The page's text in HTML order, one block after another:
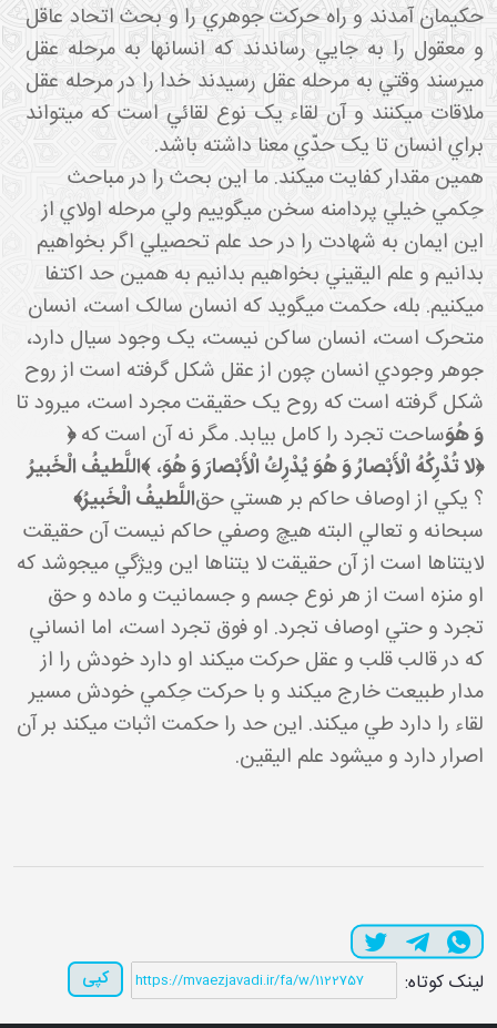
حکيمان آمدند و راه حرکت جوهري را و بحث اتحاد عاقل
و معقول را به جايي رساندند که انسان ها به مرحله عقل
مي رسند وقتي به مرحله عقل رسيدند خدا را در مرحله عقل
ملاقات مي کنند و آن لقاء يک نوع لقائي است که مي تواند
براي انسان تا يک حدّي معنا داشته باشد.
همين مقدار کفايت مي کند. ما اين بحث را در مباحث
حِکمي خيلي پردامنه سخن مي گوييم ولي مرحله اولاي از
اين ايمان به شهادت را در حد علم تحصيلي اگر بخواهيم
بدانيم و علم اليقيني بخواهيم بدانيم به همين حد اکتفا
مي کنيم. بله، حکمت مي گويد که انسان سالک است، انسان
متحرک است، انسان ساکن نيست، يک وجود سيال دارد،
جوهر وجودي انسان چون از عقل شکل گرفته است از روح
شکل گرفته است که روح يک حقيقت مجرد است، مي رود تا
ساحت تجرد را کامل بيابد. مگر نه آن است که﴿
وَ هُوَ
اللَّطيفُ الْخَبيرُ ﴾،﴿لا تُدْرِكُهُ الْأَبْصارُ وَ هُوَ يُدْرِكُ الْأَبْصارَ وَ هُوَ
اللَّطيفُ الْخَبيرُ﴾؟ يکي از اوصاف حاکم بر هستي حق
سبحانه و تعالي البته هيچ وصفي حاکم نيست آن حقيقت
لايتناها است از آن حقيقت لا يتناها اين ويژگي مي جوشد که
او منزه است از هر نوع جسم و جسمانيت و ماده و حق
تجرد و حتي اوصاف تجرد. او فوق تجرد است، اما انساني
که در قالب قلب و عقل حرکت مي کند او دارد خودش را از
مدار طبيعت خارج مي کند و با حرکت حِکمي خودش مسير
لقاء را دارد طي مي کند. اين حد را حکمت اثبات مي کند بر آن
اصرار دارد و مي شود علم اليقين.
لینک کوتاه: کپی